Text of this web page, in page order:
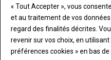
compte pour
Lien Créez
« Tout Accepter », vous
et au traitement de vos
regard des finalités décrites.
revenir sur vos choix, en
préférences cookies » en bas de